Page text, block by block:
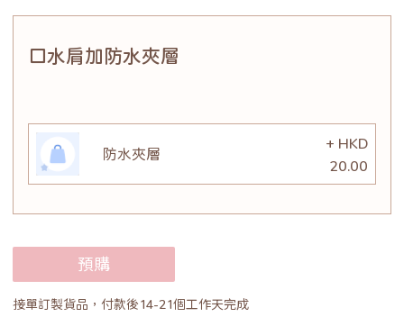
口水肩加防水夾層
防水夾層
+ HKD
20.00
預購
接單訂製貨品，付款後14-21個工作天完成